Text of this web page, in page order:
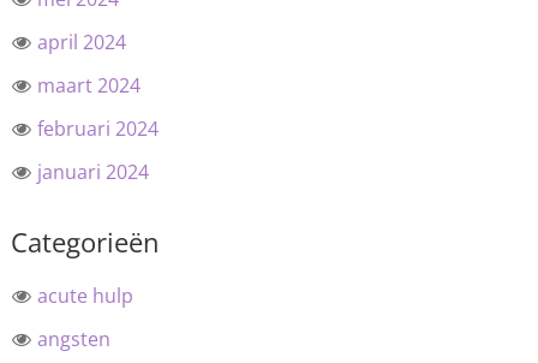
april 2024
maart 2024
februari 2024
januari 2024
Categorieën
acute hulp
angsten